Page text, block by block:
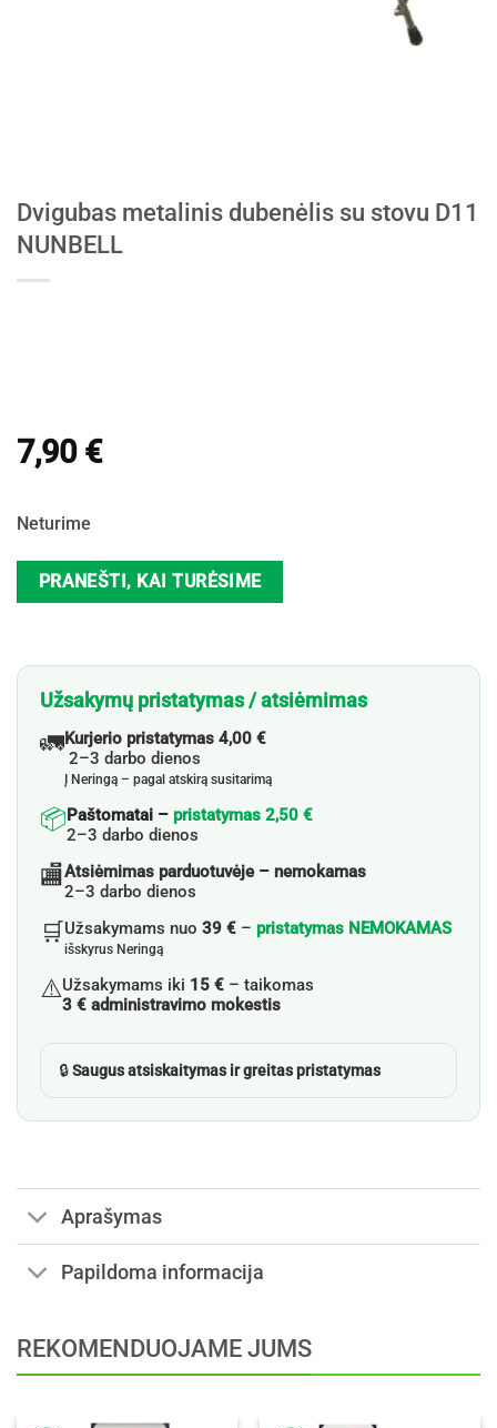
Dvigubas metalinis dubenėlis su stovu D11
NUNBELL
7,90 €
Neturime
PRANEŠTI, KAI TURĖSIME
Užsakymų pristatymas / atsiėmimas
🚛Kurjerio pristatymas 4,00 €
2–3 darbo dienos
Į Neringą – pagal atskirą susitarimą
📦Paštomatai – pristatymas 2,50 €
2–3 darbo dienos
🏬Atsiėmimas parduotuvėje – nemokamas
2–3 darbo dienos
🛒Užsakymams nuo 39 € – pristatymas NEMOKAMAS
išskyrus Neringą
⚠️Užsakymams iki 15 € – taikomas
3 € administravimo mokestis
🔒Saugus atsiskaitymas ir greitas pristatymas
Aprašymas
Papildoma informacija
REKOMENDUOJAME JUMS